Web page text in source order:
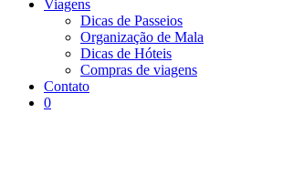
Viagens
Dicas de Passeios
Organização de Mala
Dicas de Hóteis
Compras de viagens
Contato
0